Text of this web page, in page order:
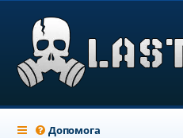
Допомога